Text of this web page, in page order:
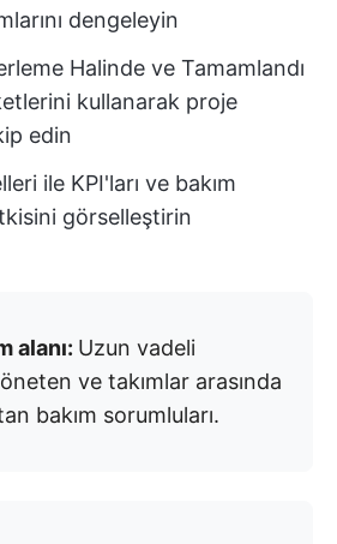
dengeleyin
Halinde ve Tamamlandı
kullanarak proje
edin
ile KPI'ları ve bakım
görselleştirin
alanı: Uzun vadeli
ve takımlar arasında
bakım sorumluları.